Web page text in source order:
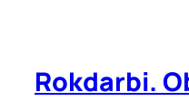
Rokdarbi.